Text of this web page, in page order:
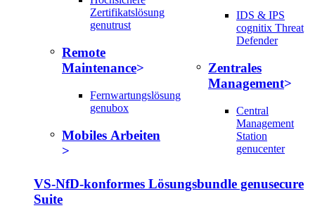
Zertifikatslösung
genutrust
Remote
Maintenance
Fernwartungslösung
genubox
Mobiles Arbeiten
IDS & IPS
cognitix Threat
Defender
Zentrales
Management
Central
Management
Station
genucenter
VS-NfD-konformes Lösungsbundle genusecure
Suite